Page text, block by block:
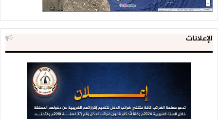
الإعلانات